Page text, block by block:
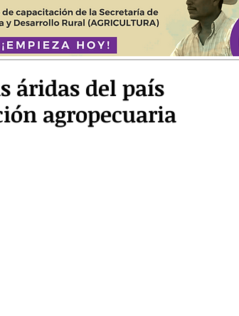
áridas del país
agropecuaria